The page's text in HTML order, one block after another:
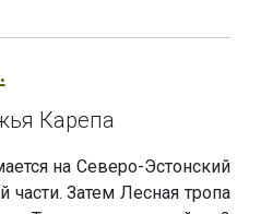
Карепа
на Северо-Эстонский
части. Затем Лесная тропа